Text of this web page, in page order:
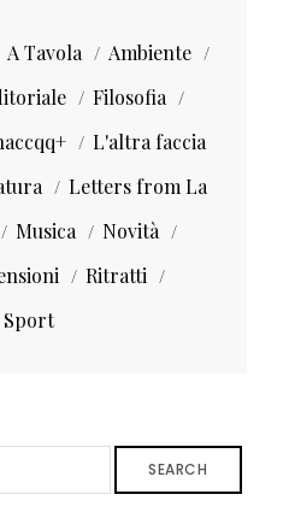
A Tavola
Ambiente
Filosofia
L'altra faccia
Letters from La
Musica
Novità
Ritratti
Sport
SEARCH